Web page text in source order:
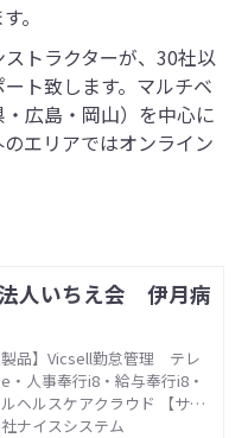
。
トラクターが、30社以
ト致します。マルチベ
広島・岡山）を中心に
エリアではオンライン
人いちえ会 伊月病
製品】Vicsell勤怠管理 テレ
・人事奉行i8・給与奉行i8・
ヘルスケアクラウド 【サポ
】導入前相談・環境構築・
ナイスシステム